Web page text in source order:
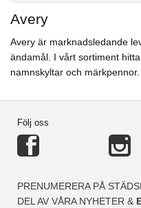
- Mått: 105x148mm
- Mått: 105x35mm
- Mått: 105x37mm
- Mått: 105x41mm
- Mått: 105x74mm
Avery
Avery är marknadsledande
ändamål. I vårt sortiment
namnskyltar och märkpennor.
Följ oss
PRENUMERERA PÅ
DEL AV VÅRA NYHETER &